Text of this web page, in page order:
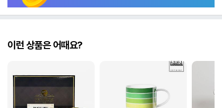
이런 상품은 어때요?